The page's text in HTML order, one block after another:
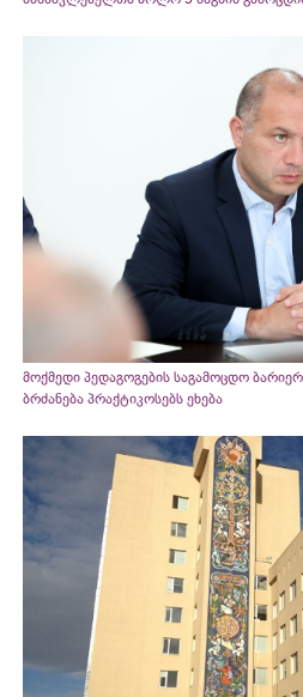
მოქმედი პედაგოგების საგამოცდო
ბრძანება პრაქტიკოსებს ეხება